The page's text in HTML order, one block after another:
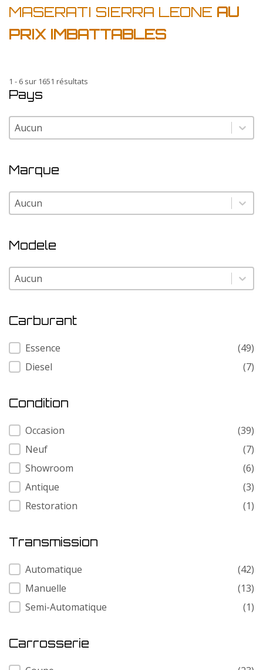
MASERATI SIERRA LEONE AU
PRIX IMBATTABLES
1 - 6 sur 1651 résultats
Pays
Pays
Pays
Marque
Marque
Marque
Modele
Modele
Modele
Carburant
Carburant
Essence
(49)
Diesel
(7)
Condition
Condition
Occasion
(39)
Neuf
(7)
Showroom
(6)
Antique
(3)
Restoration
(1)
Transmission
Transmission
Automatique
(42)
Manuelle
(13)
Semi-Automatique
(1)
Carrosserie